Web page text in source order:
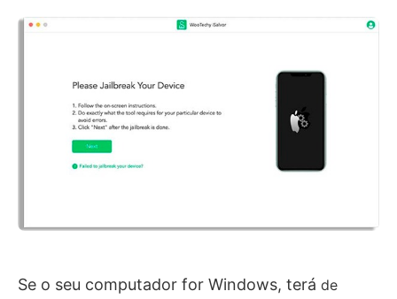
Se o seu computador for Windows, terá de